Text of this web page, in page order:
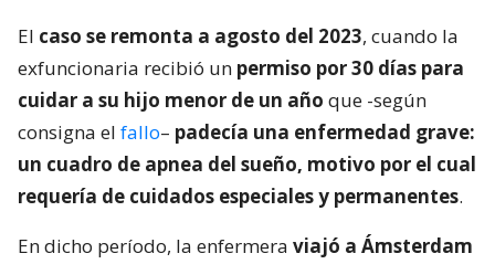
El caso se remonta a agosto del 2023, cuando la
exfuncionaria recibió un permiso por 30 días para
cuidar a su hijo menor de un año que -según
consigna el fallo– padecía una enfermedad grave:
un cuadro de apnea del sueño, motivo por el cual
requería de cuidados especiales y permanentes.
En dicho período, la enfermera viajó a Ámsterdam